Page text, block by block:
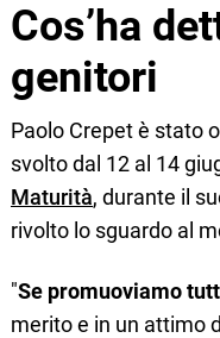
Cos’ha
genitori
Paolo Crepet è stato
svolto dal 12 al 14
Maturità, durante il
rivolto lo sguardo al
"Se promuoviamo
merito e in un attimo